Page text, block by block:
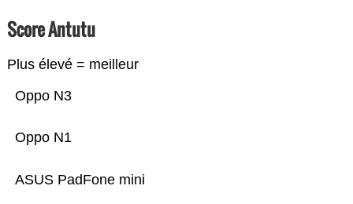
Score Antutu
Plus élevé = meilleur
ASUS PadFone mini
Oppo N1
Oppo N3